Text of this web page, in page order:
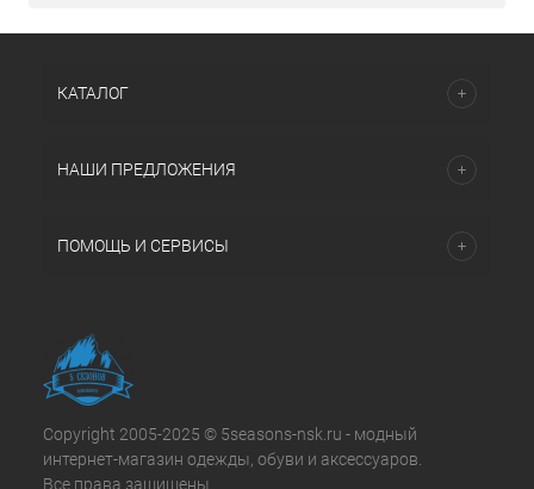
КАТАЛОГ
НАШИ ПРЕДЛОЖЕНИЯ
ПОМОЩЬ И СЕРВИСЫ
Copyright 2005-2025 © 5seasons-nsk.ru - модный
интернет-магазин одежды, обуви и аксессуаров.
Все права защищены.